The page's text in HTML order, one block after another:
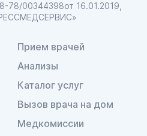
78/00344398от 16.01.2019,
Прием врачей
Анализы
Каталог услуг
Вызов врача на дом
Медкомиссии